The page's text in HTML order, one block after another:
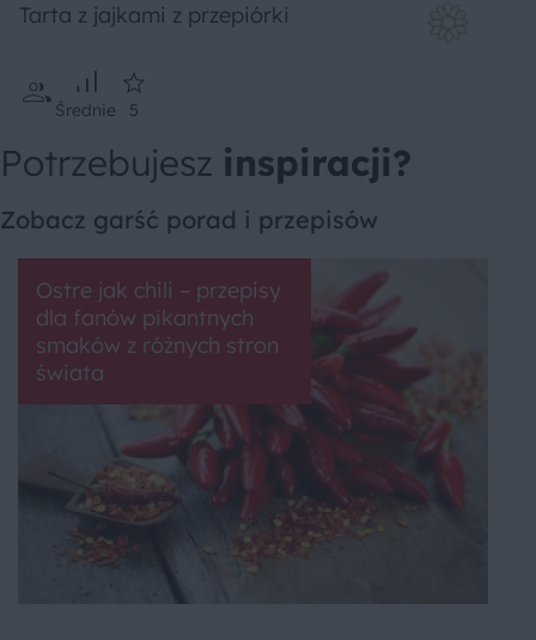
Tarta z jajkami z przepiórki
Średnie 5
Potrzebujesz inspiracji?
Zobacz garść porad i przepisów
Ostre jak chili – przepisy
dla fanów pikantnych
smaków z różnych stron
świata